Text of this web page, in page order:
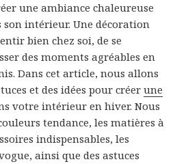
une ambiance chaleureuse
son intérieur. Une décoration
bien chez soi, de se
des moments agréables en
Dans cet article, nous allons
et des idées pour créerune
votre intérieur en hiver. Nous
tendance, les matières à
indispensables, les
ainsi que des astuces